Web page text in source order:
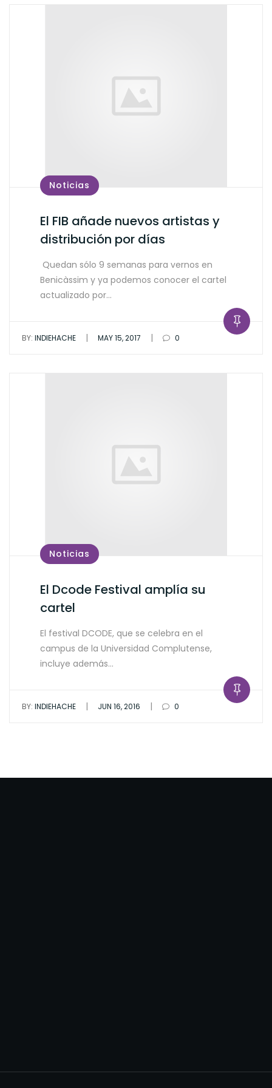
Noticias
El FIB añade nuevos artistas y
distribución por días
Quedan sólo 9 semanas para vernos en
Benicàssim y ya podemos conocer el cartel
actualizado por…
BY: INDIEHACHE | MAY 15, 2017 | 0
Noticias
El Dcode Festival amplía su
cartel
El festival DCODE, que se celebra en el
campus de la Universidad Complutense,
incluye además…
BY: INDIEHACHE | JUN 16, 2016 | 0